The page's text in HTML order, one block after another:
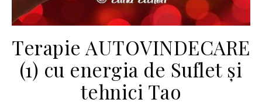
Terapie AUTOVINDECARE
(1) cu energia de Suflet și
tehnici Tao